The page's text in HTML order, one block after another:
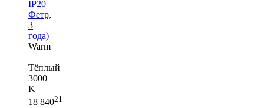
IP20
Фетр,
3
года)
Warm
|
Тёплый
3000
K
18 84021